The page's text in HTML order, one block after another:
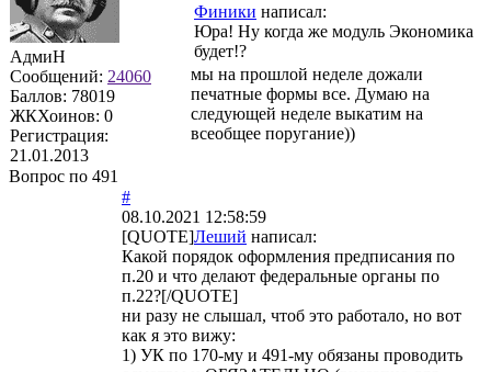
АдмиН
Сообщений: 24060
Баллов: 78019
ЖКХоинов: 0
Регистрация:
21.01.2013
Финики написал:
Юра! Ну когда же модуль Экономика
будет!?
мы на прошлой неделе дожали
печатные формы все. Думаю на
следующей неделе выкатим на
всеобщее поругание))
Вопрос по 491
#
08.10.2021 12:58:59
[QUOTE]Леший написал:
Какой порядок оформления предписания по
п.20 и что делают федеральные органы по
п.22?[/QUOTE]
ни разу не слышал, чтоб это работало, но вот
как я это вижу:
1) УК по 170-му и 491-му обязаны проводить